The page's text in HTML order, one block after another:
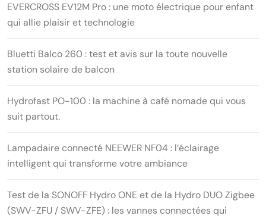
EVERCROSS EV12M Pro : une moto électrique pour enfant
qui allie plaisir et technologie
Bluetti Balco 260 : test et avis sur la toute nouvelle
station solaire de balcon
Hydrofast PO-100 : la machine à café nomade qui vous
suit partout.
Lampadaire connecté NEEWER NF04 : l’éclairage
intelligent qui transforme votre ambiance
Test de la SONOFF Hydro ONE et de la Hydro DUO Zigbee
(SWV-ZFU / SWV-ZFE) : les vannes connectées qui